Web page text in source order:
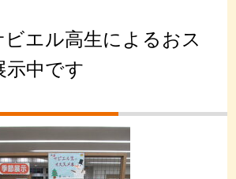
ビエル高生によるおス
示中です